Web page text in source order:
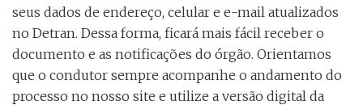
seus dados de endereço, celular e e-mail atualizados
no Detran. Dessa forma, ficará mais fácil receber o
documento e as notificações do órgão. Orientamos
que o condutor sempre acompanhe o andamento do
processo no nosso site e utilize a versão digital da